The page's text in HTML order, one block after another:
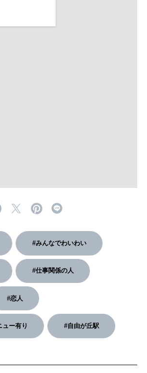
号「良運を掴む 新・開運術。」
1月号「猫がいれば、幸せ」
12月号「お酒の新常識。」
#みんなでわいわい
#仕事関係の人
#恋人
ュー有り #自由が丘駅